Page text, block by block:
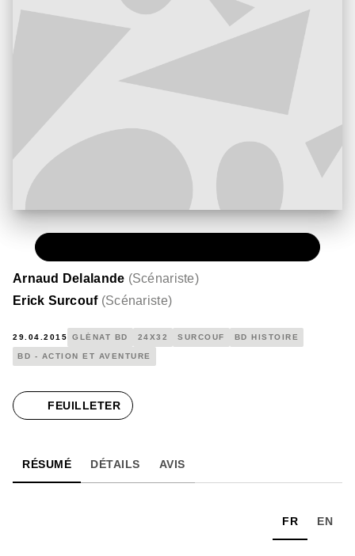
Arnaud Delalande (Scénariste)
Erick Surcouf (Scénariste)
29.04.2015 GLÉNAT BD 24X32 SURCOUF BD HISTOIRE
BD - ACTION ET AVENTURE
FEUILLETER
RÉSUMÉ DÉTAILS AVIS
FR EN